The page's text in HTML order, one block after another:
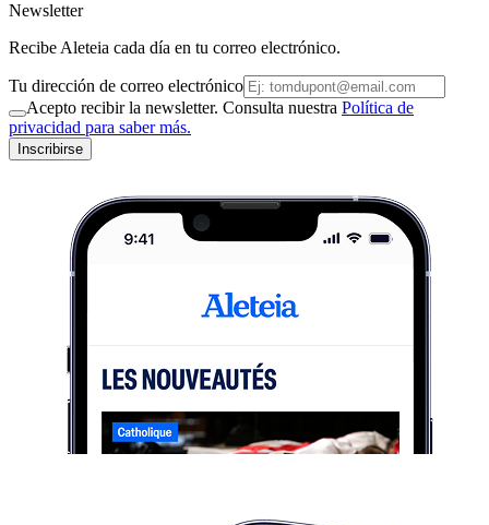
Newsletter
Recibe Aleteia cada día en tu correo electrónico.
Tu dirección de correo electrónico
Acepto recibir la newsletter. Consulta nuestra Política de
privacidad para saber más.
Inscribirse